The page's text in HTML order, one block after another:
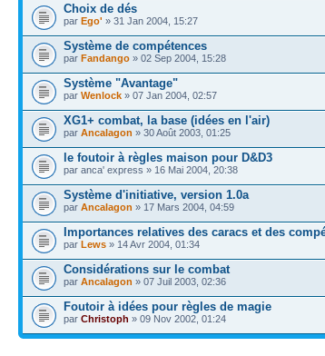
Choix de dés
par Ego' » 31 Jan 2004, 15:27
Système de compétences
par Fandango » 02 Sep 2004, 15:28
Système "Avantage"
par Wenlock » 07 Jan 2004, 02:57
XG1+ combat, la base (idées en l'air)
par Ancalagon » 30 Août 2003, 01:25
le foutoir à règles maison pour D&D3
par anca' express » 16 Mai 2004, 20:38
Système d'initiative, version 1.0a
par Ancalagon » 17 Mars 2004, 04:59
Importances relatives des caracs et des
par Lews » 14 Avr 2004, 01:34
Considérations sur le combat
par Ancalagon » 07 Juil 2003, 02:36
Foutoir à idées pour règles de magie
par Christoph » 09 Nov 2002, 01:24